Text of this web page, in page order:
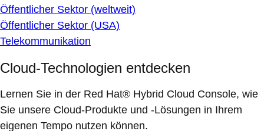
Öffentlicher Sektor (weltweit)
Öffentlicher Sektor (USA)
Telekommunikation
Cloud-Technologien entdecken
Lernen Sie in der Red Hat® Hybrid Cloud Console, wie
Sie unsere Cloud-Produkte und -Lösungen in Ihrem
eigenen Tempo nutzen können.